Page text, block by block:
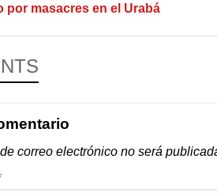
por masacres en el Urabá
correo electrónico no será